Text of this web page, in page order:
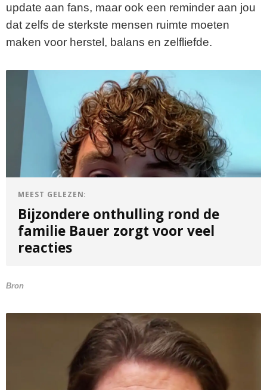
update aan fans, maar ook een reminder aan jou
dat zelfs de sterkste mensen ruimte moeten
maken voor herstel, balans en zelfliefde.
MEEST GELEZEN:
Bijzondere onthulling rond de
familie Bauer zorgt voor veel
reacties
Bron